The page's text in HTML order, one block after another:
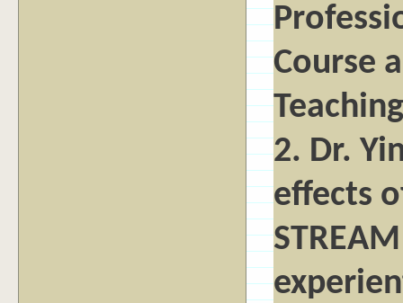
Course
2. Dr.
effects